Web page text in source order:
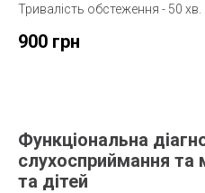
Тривалість обстеження - 50 хв.
900 грн
Функціональна
слухосприймання
та дітей